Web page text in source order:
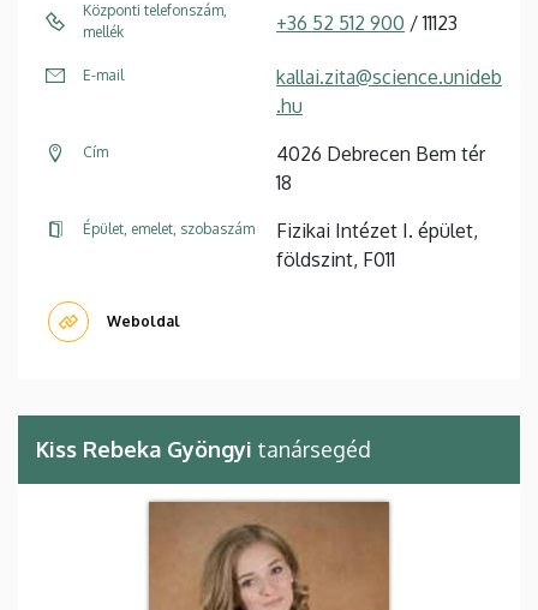
Központi telefonszám,
mellék
+36 52 512 900 / 11123
E-mail
kallai.zita@science.unideb
.hu
Cím
4026 Debrecen Bem tér
18
Épület, emelet, szobaszám
Fizikai Intézet I. épület,
földszint, F011
Weboldal
Kiss Rebeka Gyöngyi tanársegéd